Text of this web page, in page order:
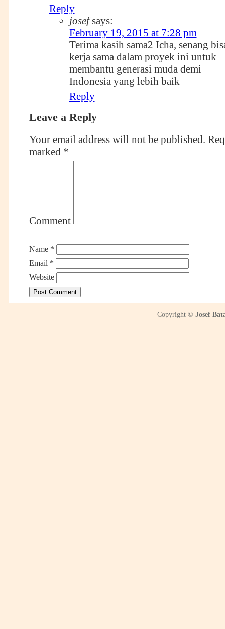
Reply
josef says:
February 19, 2015 at 7:28 pm
Terima kasih sama2 Icha, senang
kerja sama dalam proyek ini untuk
membantu generasi muda demi
Indonesia yang lebih baik
Reply
Leave a Reply
Your email address will not be published.
marked *
Comment
Name *
Email *
Website
Copyright © Josef